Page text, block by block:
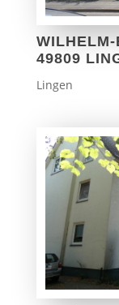
WILHELM-
9809
Lingen